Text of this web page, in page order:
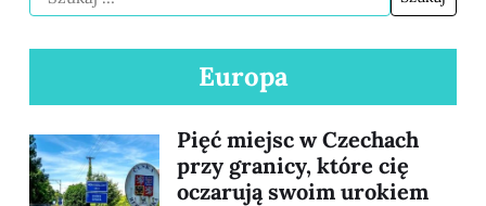
Europa
Pięć miejsc w Czechach
przy granicy, które cię
oczarują swoim urokiem